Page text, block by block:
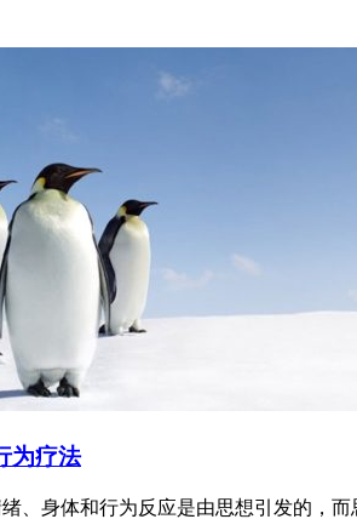
为疗法
、身体和行为反应是由思想引发的，